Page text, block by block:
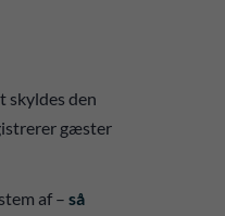
skyldes den
gæster
af – så